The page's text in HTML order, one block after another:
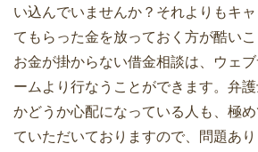
い込んでいませんか？それよりもキ
てもらった金を放っておく方が酷いこ
お金が掛からない借金相談は、ウェ
ームより行なうことができます。弁
かどうか心配になっている人も、極
ていただいておりますので、問題あり